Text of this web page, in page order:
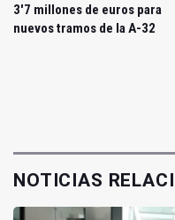
3'7 millones de euros para
nuevos tramos de la A-32
NOTICIAS